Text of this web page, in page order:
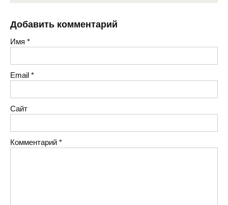
Добавить комментарий
Имя *
Email *
Сайт
Комментарий *